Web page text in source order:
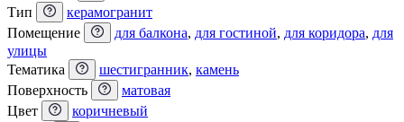
Тип
керамогранит
Помещение
для балкона, для гостиной, для коридора, для
улицы
Тематика
шестигранник, камень
Поверхность
матовая
Цвет
коричневый